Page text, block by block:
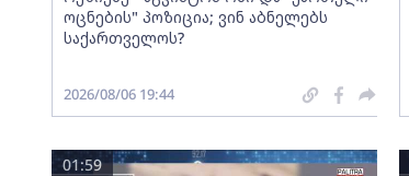
ოცნების" პოზიცია; ვინ აბნელებს
საქართველოს?
2026/08/06 19:44
01:59